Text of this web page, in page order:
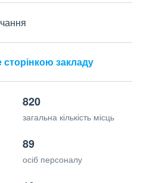
сторінкою закладу
820
загальна кількість місць
89
осіб персоналу